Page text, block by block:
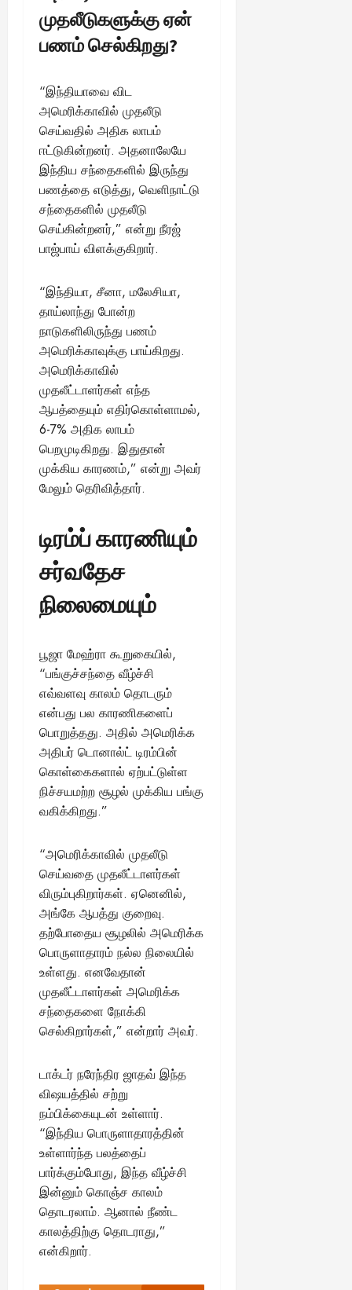
முதலீடுகளுக்கு ஏன்
பணம் செல்கிறது?
“இந்தியாவை விட
அமெரிக்காவில் முதலீடு
செய்வதில் அதிக லாபம்
ஈட்டுகின்றனர். அதனாலேயே
இந்திய சந்தைகளில் இருந்து
பணத்தை எடுத்து, வெளிநாட்டு
சந்தைகளில் முதலீடு
செய்கின்றனர்,” என்று நீரஜ்
பாஜ்பாய் விளக்குகிறார்.
“இந்தியா, சீனா, மலேசியா,
தாய்லாந்து போன்ற
நாடுகளிலிருந்து பணம்
அமெரிக்காவுக்கு பாய்கிறது.
அமெரிக்காவில்
முதலீட்டாளர்கள் எந்த
ஆபத்தையும் எதிர்கொள்ளாமல்,
6-7% அதிக லாபம்
பெறமுடிகிறது. இதுதான்
முக்கிய காரணம்,” என்று அவர்
மேலும் தெரிவித்தார்.
டிரம்ப் காரணியும்
சர்வதேச
நிலைமையும்
பூஜா மேஹ்ரா கூறுகையில்,
“பங்குச்சந்தை வீழ்ச்சி
எவ்வளவு காலம் தொடரும்
என்பது பல காரணிகளைப்
பொறுத்தது. அதில் அமெரிக்க
அதிபர் டொனால்ட் டிரம்பின்
கொள்கைகளால் ஏற்பட்டுள்ள
நிச்சயமற்ற சூழல் முக்கிய பங்கு
வகிக்கிறது.”
“அமெரிக்காவில் முதலீடு
செய்வதை முதலீட்டாளர்கள்
விரும்புகிறார்கள். ஏனெனில்,
அங்கே ஆபத்து குறைவு.
தற்போதைய சூழலில் அமெரிக்க
பொருளாதாரம் நல்ல நிலையில்
உள்ளது. எனவேதான்
முதலீட்டாளர்கள் அமெரிக்க
சந்தைகளை நோக்கி
செல்கிறார்கள்,” என்றார் அவர்.
டாக்டர் நரேந்திர ஜாதவ் இந்த
விஷயத்தில் சற்று
நம்பிக்கையுடன் உள்ளார்.
“இந்திய பொருளாதாரத்தின்
உள்ளார்ந்த பலத்தைப்
பார்க்கும்போது, இந்த வீழ்ச்சி
இன்னும் கொஞ்ச காலம்
தொடரலாம். ஆனால் நீண்ட
காலத்திற்கு தொடராது,”
என்கிறார்.